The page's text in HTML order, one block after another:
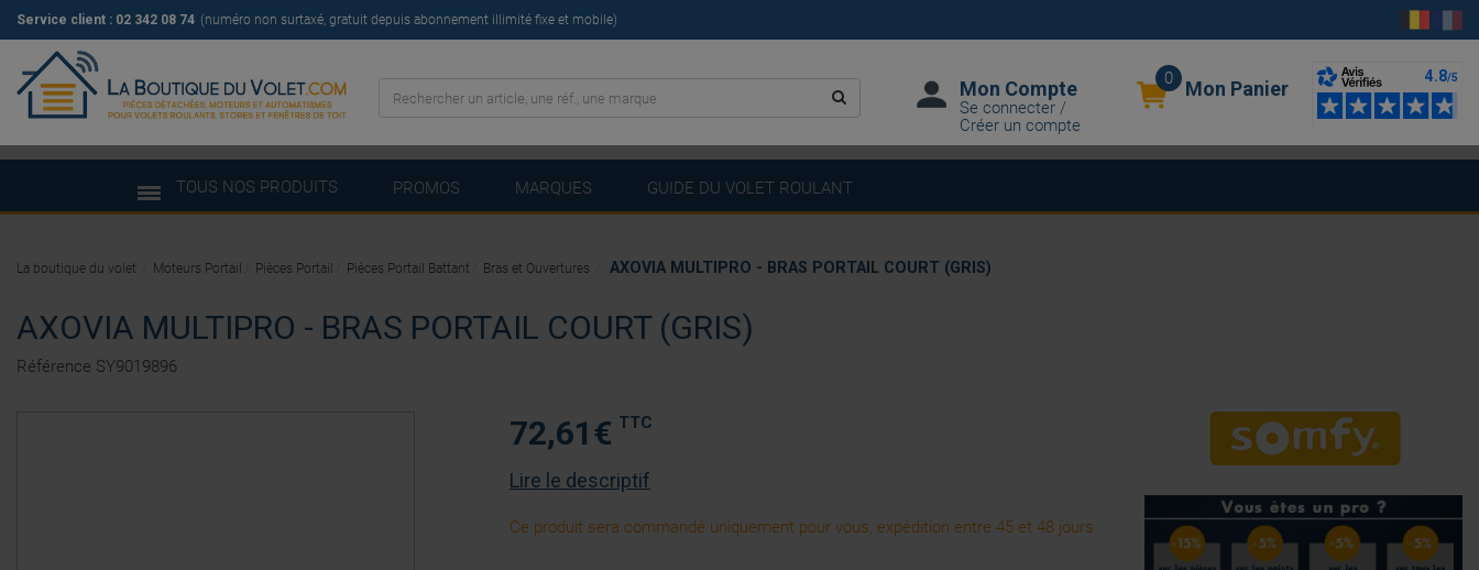
Service client : 02 342 08 74 (numéro non surtaxé, gratuit depuis abonnement illimité fixe et mobile)
Mon Compte
Se connecter /
Créer un compte
0 Mon Panier
TOUS NOS PRODUITS PROMOS MARQUES GUIDE DU VOLET ROULANT
AXOVIA MULTIPRO - BRAS PORTAIL COURT (GRIS)
Référence SY9019896
72,61 € TTC
Lire le descriptif
Ce produit sera commandé uniquement pour vous, expédition entre 45 et 48 jours
La boutique du volet Moteurs Portail Pièces Portail Pièces Portail Battant Bras et Ouvertures AXOVIA MULTIPRO - BRAS PORTAIL COURT (GRIS)